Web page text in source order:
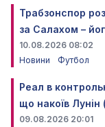
Трабзонспор
за Салахом –
10.08.2026 08:02
Новини
Футбол
Реал в
що накоїв Лунін
09.08.2026 20:01